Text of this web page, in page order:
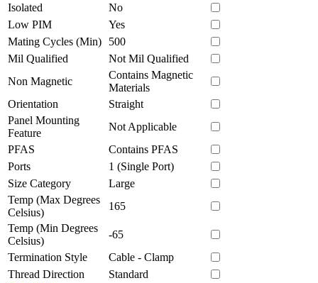
Isolated
No
Low PIM
Yes
Mating Cycles (Min)
500
Mil Qualified
Not Mil Qualified
Non Magnetic
Contains Magnetic
Materials
Orientation
Straight
Panel Mounting
Feature
Not Applicable
PFAS
Contains PFAS
Ports
1 (Single Port)
Size Category
Large
Temp (Max Degrees
Celsius)
165
Temp (Min Degrees
Celsius)
-65
Termination Style
Cable - Clamp
Thread Direction
Standard